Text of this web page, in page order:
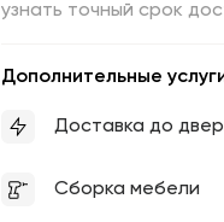
узнать точный срок
Дополнительные
Доставка до
Сборка мебели